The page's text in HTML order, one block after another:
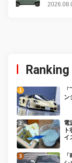
Ranking
ン
電
イ